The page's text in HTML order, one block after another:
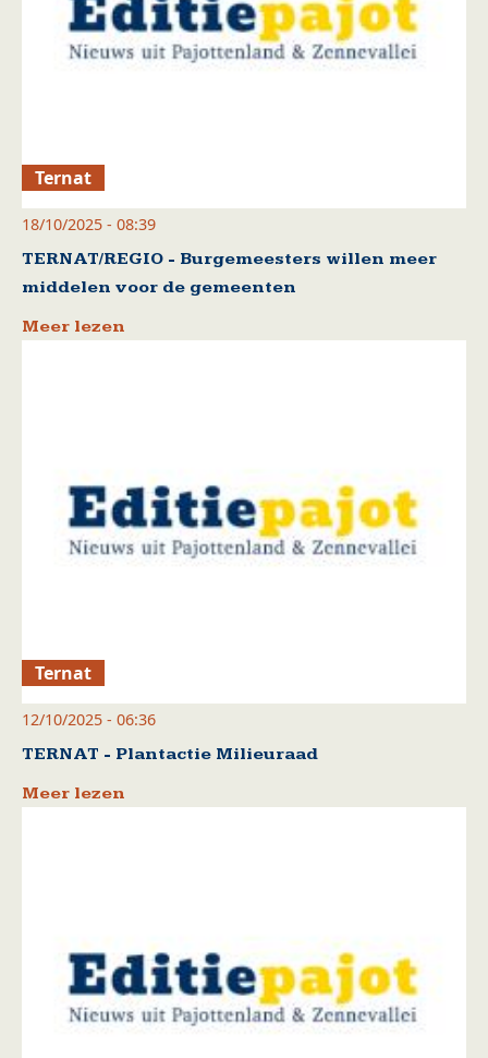
Ternat
18/10/2025 - 08:39
TERNAT/REGIO - Burgemeesters willen meer
middelen voor de gemeenten
Meer lezen
Ternat
12/10/2025 - 06:36
TERNAT - Plantactie Milieuraad
Meer lezen